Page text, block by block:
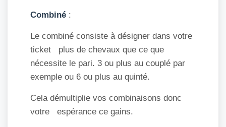
Combiné :
Le combiné consiste à désigner dans votre
ticket plus de chevaux que ce que
nécessite le pari. 3 ou plus au couplé par
exemple ou 6 ou plus au quinté.
Cela démultiplie vos combinaisons donc
votre espérance ce gains.